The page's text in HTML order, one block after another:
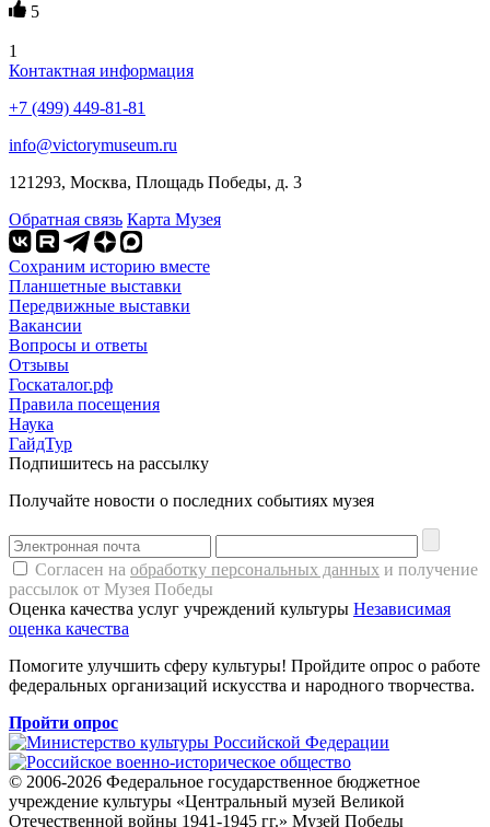
5
1
Контактная информация
+7 (499) 449-81-81
info@victorymuseum.ru
121293, Москва, Площадь Победы, д. 3
Обратная связь Карта Музея
Сохраним историю вместе
Планшетные выставки
Передвижные выставки
Вакансии
Вопросы и ответы
Отзывы
Госкаталог.рф
Правила посещения
Наука
ГайдТур
Подпишитесь на рассылку
Получайте новости о последних событиях музея
Согласен на обработку персональных данных и получение
рассылок от Музея Победы
Оценка качества услуг учреждений культуры Независимая
оценка качества
Помогите улучшить сферу культуры! Пройдите опрос о работе
федеральных организаций искусства и народного творчества.
Пройти опрос
© 2006-2026 Федеральное государственное бюджетное
учреждение культуры «Центральный музей Великой
Отечественной войны 1941-1945 гг.» Музей Победы